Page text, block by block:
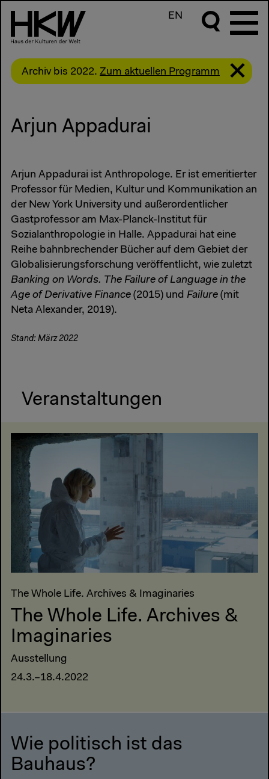
EN
Archiv bis 2022. Zum aktuellen Programm
Arjun Appadurai
Arjun Appadurai ist Anthropologe. Er ist emeritierter
Professor für Medien, Kultur und Kommunikation an
der New York University und außerordentlicher
Gastprofessor am Max-Planck-Institut für
Sozialanthropologie in Halle. Appadurai hat eine
Reihe bahnbrechender Bücher auf dem Gebiet der
Globalisierungsforschung veröffentlicht, wie zuletzt
Banking on Words. The Failure of Language in the
Age of Derivative Finance (2015) und Failure (mit
Neta Alexander, 2019).
Stand: März 2022
Veranstaltungen
The Whole Life. Archives & Imaginaries
The Whole Life. Archives &
Imaginaries
Ausstellung
24.3.–18.4.2022
Wie politisch ist das
Bauhaus?